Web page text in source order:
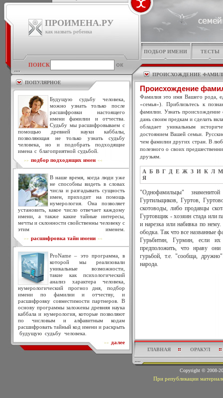
ПРОИМЕНА.РУ
как назвать ребенка
ПОИСК
ПОПУЛЯРНОЕ
Будущую судьбу человека,
можно узнать только после
расшифровки настоящего
имени фамилии и отчества.
Судьбу мы расшифровываем с
помощью древней науки каббалы,
позволяющая не только узнать судьбу
человека, но и подобрать подходящие
имена с благоприятной судьбой.
>> подбор подходящих имен <<
В наше время, когда люди уже
не способны видеть в словах
числа и разгадывать сущность
имен, приходит на помощь
нумерология. Она позволяет
установить, какое число отвечает каждому
имени, а также какие тайные интересы,
мечты и склонности свойственны человеку с
этим именем.
>> расшифровка тайн имени <<
ProName – это программа, в
которой мы реализовали
уникальные возможности,
такие как психологический
анализ характера человека,
нумерологический прогноз дня, подбор
имени по фамилии и отчеству, и
расшифровку совместимости партнеров. В
основу программы заложены древняя наука
каббала и нумерология, которые позволяют
по числовым и алфавитным кодам
расшифровать тайный код имени и раскрыть
будущую судьбу человека.
>> далее
ПОДБОР ИМЕНИ ТЕСТЫ
ПРОИСХОЖДЕНИЕ
Происхождение
Фамилия это имя Вашего рода,
«семья»). Приблизьтесь к
фамилии. Узнать
дань своим предкам и сделать
обладает уникальным
достоянием Вашей семьи.
чем фамилии других стран. В
полезного о своих
друзьям.
А Б В Г Д Е Ж З И К Л М
Я
"Однофамильцы"
Гуртильщиков, Гуртов,
скотоводы, либо продавцы
Гуртовщик - хозяин стада или
и нарезка или набивка по
ободка. Так что все названные
Гурьбитин, Гурмин, если
предположить, что нраву
гурьбой, т.е. "сообща,
народа.
ГЛАВНАЯ ОРАКУЛ
Copyright © 2008-
При републикации